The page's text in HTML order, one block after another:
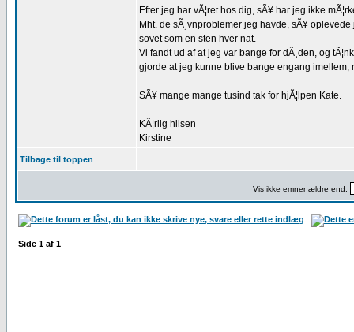
Efter jeg har vÃ¦ret hos dig, sÃ¥ har jeg ikke
Mht. de sÃ¸vnproblemer jeg havde, sÃ¥
sovet som en sten hver nat.
Vi fandt ud af at jeg var bange for dÃ¸den, og
gjorde at jeg kunne blive bange engang
SÃ¥ mange mange tusind tak for hjÃ¦lpen Kate.
KÃ¦rlig hilsen
Kirstine
Tilbage til toppen
Vis ikke emner ældre end:
Side 1 af 1